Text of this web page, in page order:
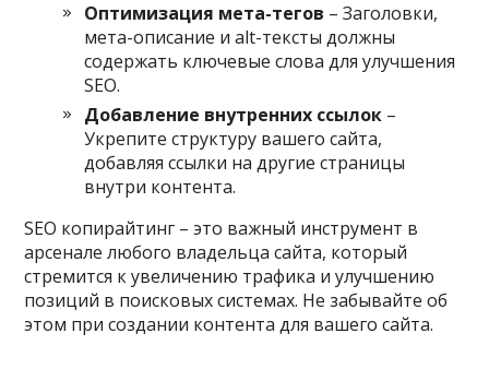
Оптимизация мета-тегов – Заголовки,
мета-описание и alt-тексты должны
содержать ключевые слова для улучшения
SEO.
Добавление внутренних ссылок –
Укрепите структуру вашего сайта,
добавляя ссылки на другие страницы
внутри контента.
SEO копирайтинг – это важный инструмент в
арсенале любого владельца сайта, который
стремится к увеличению трафика и улучшению
позиций в поисковых системах. Не забывайте об
этом при создании контента для вашего сайта.